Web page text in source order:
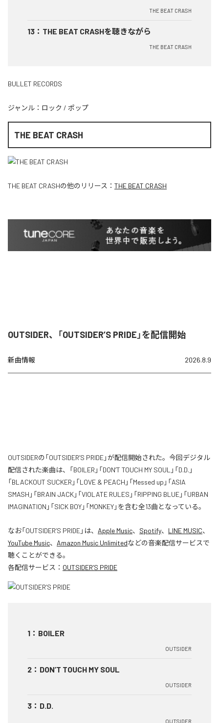
THE BEAT CRASH
13 ： THE BEAT CRASHを聴きながら
THE BEAT CRASH
BULLET RECORDS
ジャンル： ロック / ポップ
THE BEAT CRASH
THE BEAT CRASHの他のリリース： THE BEAT CRASH
OUTSIDER、「OUTSIDER’S PRIDE」を配信開始
新曲情報 2026.8.9
OUTSIDERの「OUTSIDER’S PRIDE」が配信開始された。今回デジタル
配信された楽曲は、「BOILER」「DON’T TOUCH MY SOUL」「D.D.」
「BLACKOUT SUCKER」「LOVE & PEACH」「Messed up」「ASIA
SMASH」「BRAIN JACK」「VIOLATE RULES」「RIPPING BLUE」「URBAN
IMAGINATION」「SICK BOY」「MONKEY」を含む全13曲となっている。
なお「OUTSIDER’S PRIDE」は、 Apple Music、 Spotify、 LINE MUSIC、
YouTube Music、 Amazon Music Unlimitedなどの音楽配信サービスで
聴くことができる。
各配信サービス： OUTSIDER’S PRIDE
1 ： BOILER
OUTSIDER
2 ： DON’T TOUCH MY SOUL
OUTSIDER
3 ： D.D.
OUTSIDER